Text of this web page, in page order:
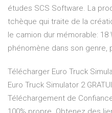
études SCS Software. La
tchèque qui traite de la
le camion dur mémorable:
phénomène dans son genre,
Télécharger Euro Truck
Euro Truck Simulator 2
Téléchargement de